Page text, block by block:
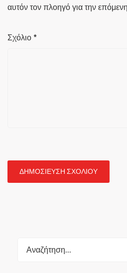
αυτόν τον πλοηγό για την
Σχόλιο *